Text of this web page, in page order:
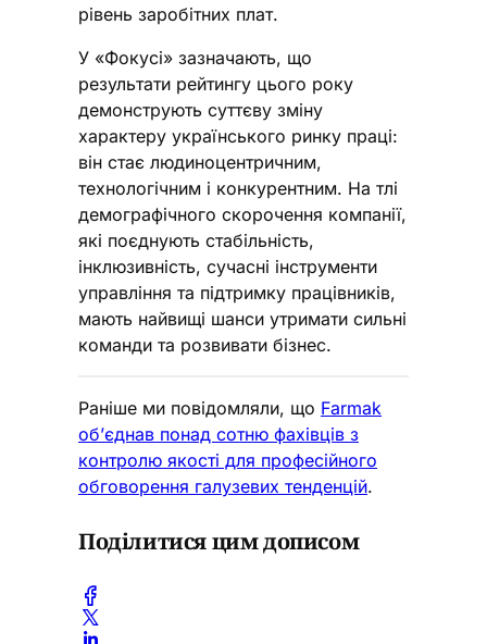
рівень заробітних плат.
У «Фокусі» зазначають, що
результати рейтингу цього року
демонструють суттєву зміну
характеру українського ринку праці:
він стає людиноцентричним,
технологічним і конкурентним. На тлі
демографічного скорочення компанії,
які поєднують стабільність,
інклюзивність, сучасні інструменти
управління та підтримку працівників,
мають найвищі шанси утримати сильні
команди та розвивати бізнес.
Раніше ми повідомляли, що Farmak
об’єднав понад сотню фахівців з
контролю якості для професійного
обговорення галузевих тенденцій.
Поділитися цим дописом